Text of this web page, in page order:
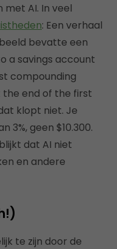
met AI. In veel
: Een verhaal
bevatte een
a savings account
compounding
the end of the first
klopt niet. Je
3%, geen $10.300.
dat AI niet
en andere
te zijn door de